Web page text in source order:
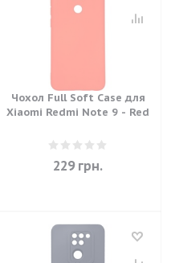
Чохол Full Soft Case для
Xiaomi Redmi Note 9 - Red
229грн.